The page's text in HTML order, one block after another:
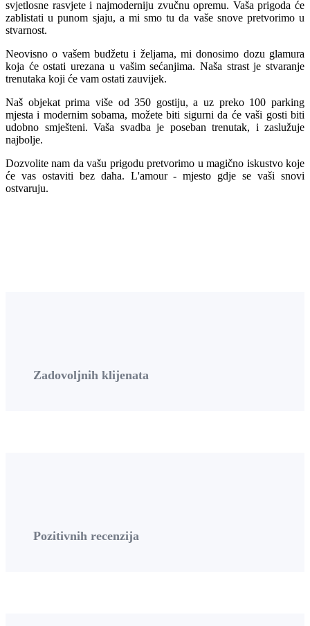
svjetlosne rasvjete i najmoderniju zvučnu opremu. Vaša prigoda će
zablistati u punom sjaju, a mi smo tu da vaše snove pretvorimo u
stvarnost.
Neovisno o vašem budžetu i željama, mi donosimo dozu glamura
koja će ostati urezana u vašim sećanjima. Naša strast je stvaranje
trenutaka koji će vam ostati zauvijek.
Naš objekat prima više od 350 gostiju, a uz preko 100 parking
mjesta i modernim sobama, možete biti sigurni da će vaši gosti biti
udobno smješteni. Vaša svadba je poseban trenutak, i zaslužuje
najbolje.
Dozvolite nam da vašu prigodu pretvorimo u magično iskustvo koje
će vas ostaviti bez daha. L'amour - mjesto gdje se vaši snovi
ostvaruju.
Zadovoljnih klijenata
Pozitivnih recenzija